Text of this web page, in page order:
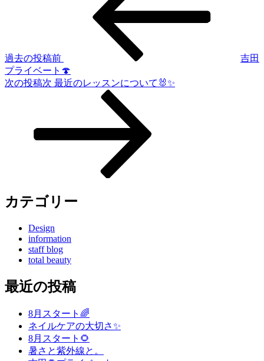
過去の投稿前
吉田
プライベート🍄
次の投稿次 最近のレッスンについて🐰✨
カテゴリー
Design
information
staff blog
total beauty
最近の投稿
8月スタート🌈
ネイルケアの大切さ✨
8月スタート🌻
暑さと紫外線と。